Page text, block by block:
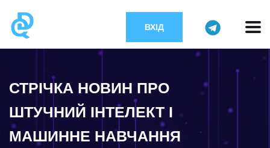
ВХІД
СТРІЧКА НОВИН ПРО
ШТУЧНИЙ ІНТЕЛЕКТ І
МАШИННЕ НАВЧАННЯ